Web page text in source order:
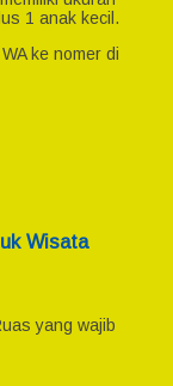
1 anak kecil.
ke nomer di
Wisata
yang wajib